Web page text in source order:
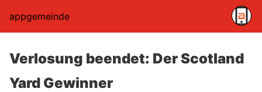
appgemeinde
Verlosung beendet: Der Scotland
Yard Gewinner